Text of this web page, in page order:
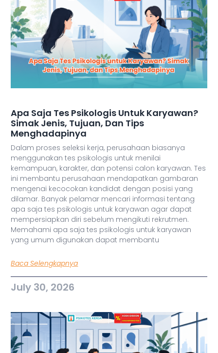
Apa Saja Tes Psikologis Untuk Karyawan?
Simak Jenis, Tujuan, Dan Tips
Menghadapinya
Dalam proses seleksi kerja, perusahaan biasanya
menggunakan tes psikologis untuk menilai
kemampuan, karakter, dan potensi calon karyawan. Tes
ini membantu perusahaan mendapatkan gambaran
mengenai kecocokan kandidat dengan posisi yang
dilamar. Banyak pelamar mencari informasi tentang
apa saja tes psikologis untuk karyawan agar dapat
mempersiapkan diri sebelum mengikuti rekrutmen.
Memahami apa saja tes psikologis untuk karyawan
yang umum digunakan dapat membantu
Baca Selengkapnya
July 30, 2026